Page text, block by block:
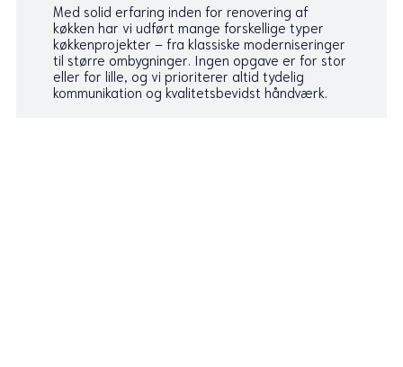
Med solid erfaring inden for renovering af
køkken har vi udført mange forskellige typer
køkkenprojekter – fra klassiske moderniseringer
til større ombygninger. Ingen opgave er for stor
eller for lille, og vi prioriterer altid tydelig
kommunikation og kvalitetsbevidst håndværk.